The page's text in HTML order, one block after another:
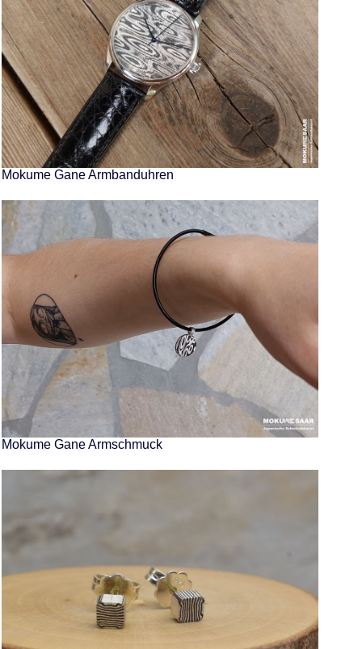
Mokume Gane Armbanduhren
Mokume Gane Armschmuck